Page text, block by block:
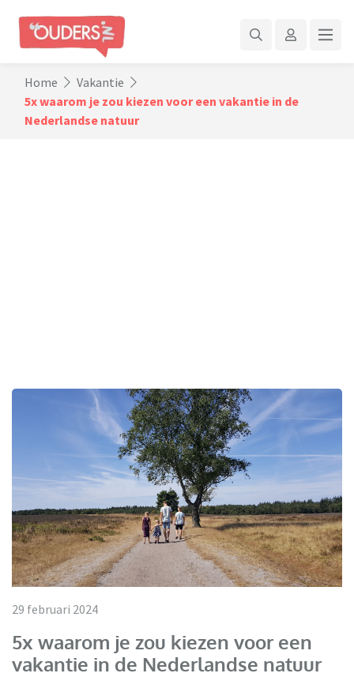
Home
Vakantie
5x waarom je zou kiezen voor een vakantie in de
Nederlandse natuur
29 februari 2024
5x waarom je zou kiezen voor een
vakantie in de Nederlandse natuur